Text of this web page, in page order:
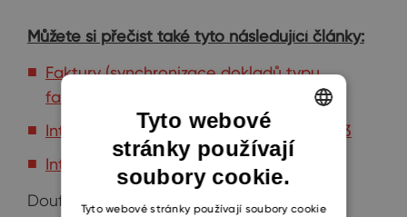
Můžete si přečíst také tyto následující články:
Faktury (synchronizace dokladů typu
faktura)
Integrace s účetním systémem Money S3
Integrace s účetním systémem Pohoda
Doufáme, že tento článek byl pro Vás
ENGLISH
CZECH
SLOVAK
Tyto webové
stránky používají
soubory cookie.
Tyto webové stránky používají soubory cookie